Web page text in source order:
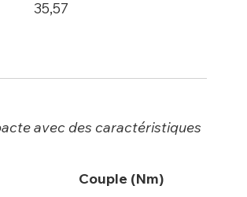
35,57
avec des caractéristiques
Couple (Nm)